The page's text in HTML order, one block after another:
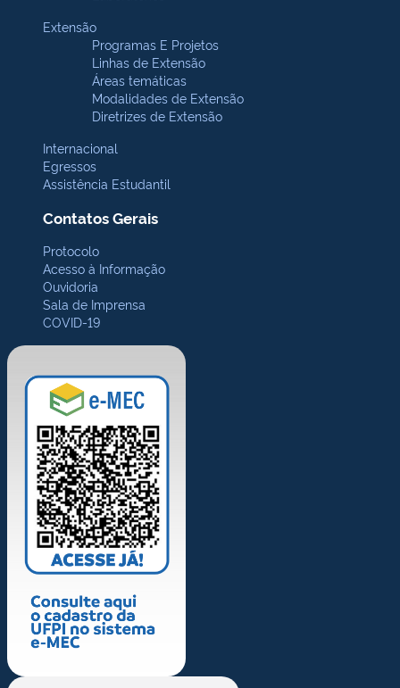
Extensão
Programas E Projetos
Linhas de Extensão
Áreas temáticas
Modalidades de Extensão
Diretrizes de Extensão
Internacional
Egressos
Assistência Estudantil
Contatos Gerais
Protocolo
Acesso à Informação
Ouvidoria
Sala de Imprensa
COVID-19